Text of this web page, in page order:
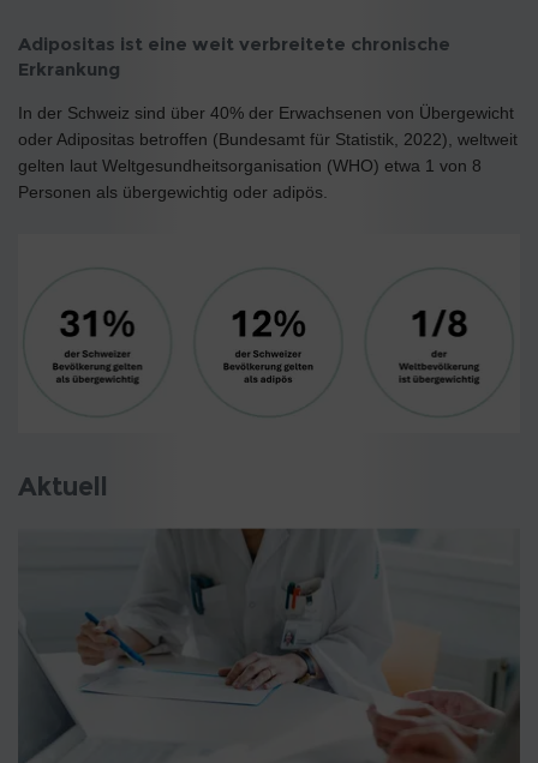
Adipositas ist eine weit verbreitete chronische
Erkrankung
In der Schweiz sind über 40% der Erwachsenen von Übergewicht
oder Adipositas betroffen (Bundesamt für Statistik, 2022), weltweit
gelten laut Weltgesundheitsorganisation (WHO) etwa 1 von 8
Personen als übergewichtig oder adipös.
Aktuell